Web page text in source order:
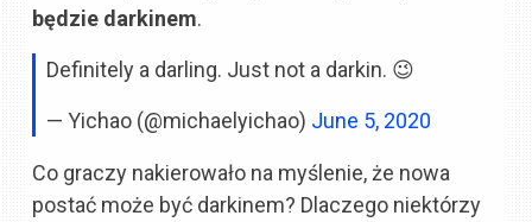
będzie darkinem.
Definitely a darling. Just not a darkin. 😉
— Yichao (@michaelyichao) June 5, 2020
Co graczy nakierowało na myślenie, że nowa
postać może być darkinem? Dlaczego niektórzy